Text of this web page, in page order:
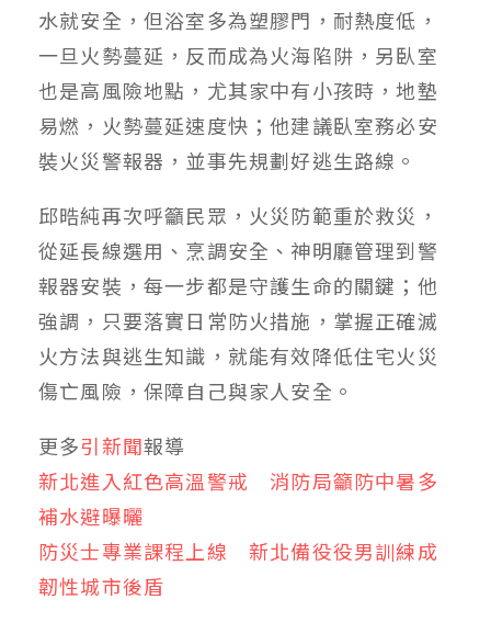
水就安全，但浴室多為塑膠門，耐熱度低，
一旦火勢蔓延，反而成為火海陷阱，另臥室
也是高風險地點，尤其家中有小孩時，地墊
易燃，火勢蔓延速度快；他建議臥室務必安
裝火災警報器，並事先規劃好逃生路線。
邱晧純再次呼籲民眾，火災防範重於救災，
從延長線選用、烹調安全、神明廳管理到警
報器安裝，每一步都是守護生命的關鍵；他
強調，只要落實日常防火措施，掌握正確滅
火方法與逃生知識，就能有效降低住宅火災
傷亡風險，保障自己與家人安全。
更多引新聞報導
新北進入紅色高溫警戒 消防局籲防中暑多
補水避曝曬
防災士專業課程上線 新北備役役男訓練成
韌性城市後盾